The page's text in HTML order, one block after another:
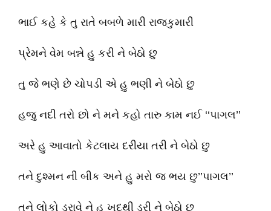
ભાઈ કહે કે તુ રાતે બબળે મારી રાજકુમારી
પ્રેમને વેમ બન્ને હુ કરી ને બેઠો છુ
તુ જે ભણે છે ચોપડી એ હુ ભણી ને બેઠો છુ
હજુ નદી તરો છો ને મને કહો તારુ કામ નઈ ‘‘પાગલ’’
અરે હુ આવાતો કેટલાય દરીયા તરી ને બેઠો છુ
તને દુશ્મન ની બીક અને હુ મરો જ ભય છુ’’પાગલ’’
તને લોકો ડરાવે ને હુ ખુદથી ડરી ને બેઠો છુ